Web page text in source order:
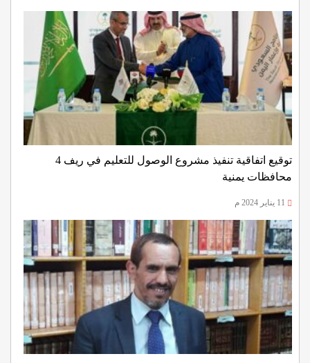
توقيع اتفاقية تنفيذ مشروع الوصول للتعليم في ريف 4
محافظات يمنية